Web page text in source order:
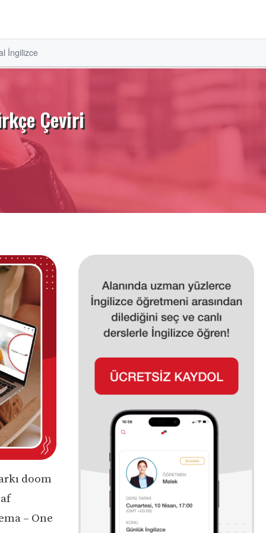
İngilizce
Çeviri
doom
– One